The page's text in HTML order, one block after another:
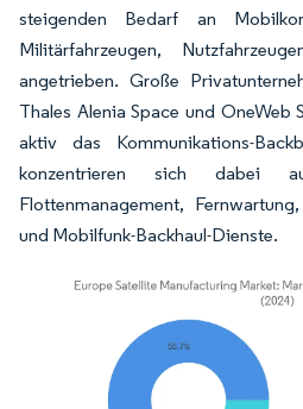
steigenden Bedarf an
Militärfahrzeugen,
angetrieben. Große
Thales Alenia Space und OneWeb
aktiv das Kommunikations-
konzentrieren sich dabei
Flottenmanagement,
und Mobilfunk-Backhaul-Dienste.